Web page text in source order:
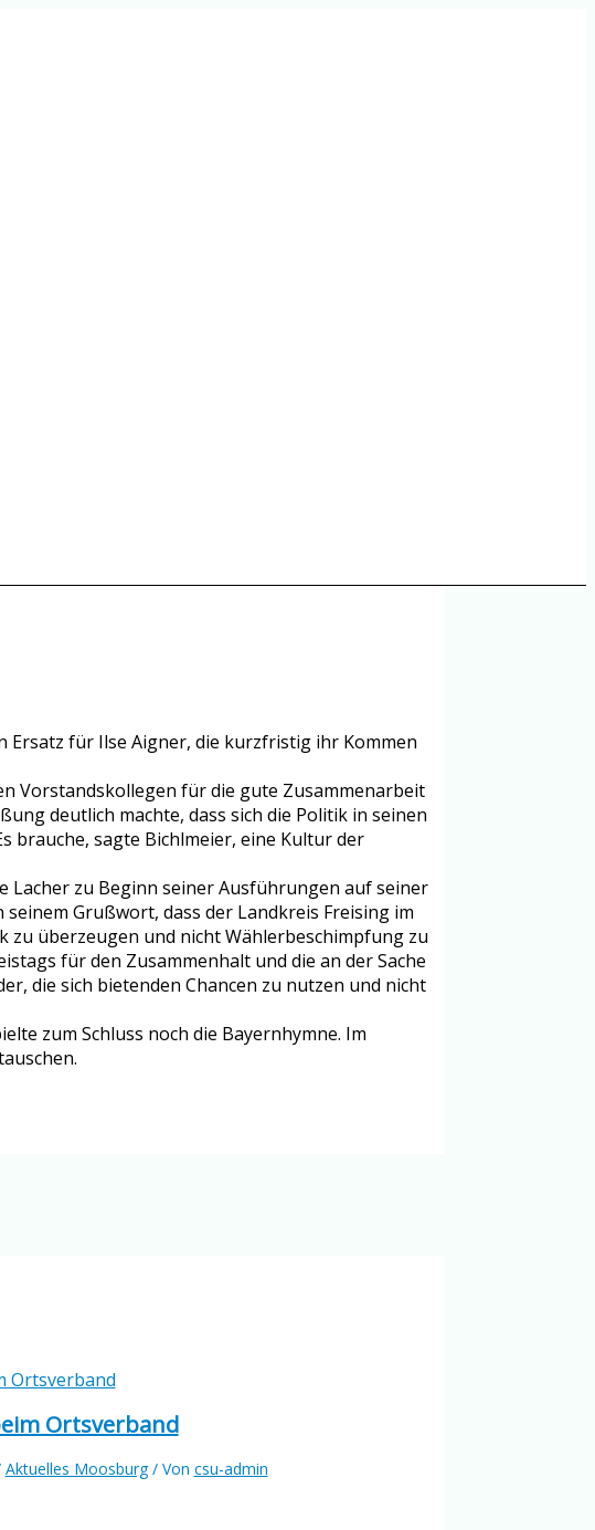
Ersatz für Ilse Aigner, die kurzfristig ihr Kommen
Vorstandskollegen für die gute Zusammenarbeit
deutlich machte, dass sich die Politik in seinen
brauche, sagte Bichlmeier, eine Kultur der
Lacher zu Beginn seiner Ausführungen auf seiner
Grußwort, dass der Landkreis Freising im
überzeugen und nicht Wählerbeschimpfung zu
für den Zusammenhalt und die an der Sache
die sich bietenden Chancen zu nutzen und nicht
zum Schluss noch die Bayernhymne. Im
Ortsverband
Aktuelles Moosburg/ Von csu-admin